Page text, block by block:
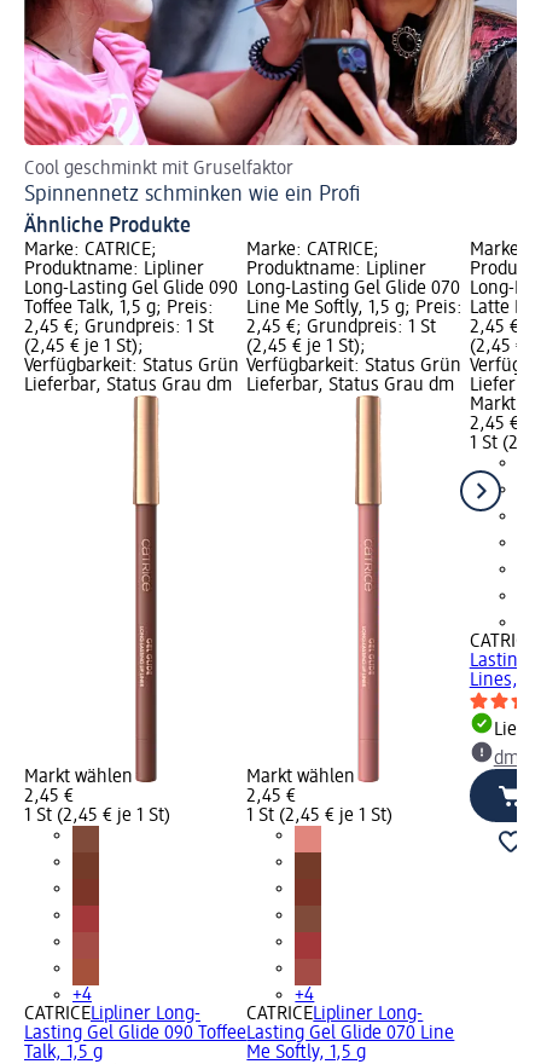
Cool geschminkt mit Gruselfaktor
Spinnennetz schminken wie ein Profi
Ähnliche Produkte
Marke: CATRICE;
Produktname: Lipliner
Long-Lasting Gel Glide 090
Toffee Talk, 1,5 g; Preis:
2,45 €; Grundpreis: 1 St
(2,45 € je 1 St);
Verfügbarkeit: Status Grün
Lieferbar, Status Grau dm
Markt wählen
2,45 €
1 St (2,45 € je 1 St)
+4
CATRICELipliner Long-
Lasting Gel Glide 090 Toffee
Talk, 1,5 g
Marke: CATRICE;
Produktname: Lipliner
Long-Lasting Gel Glide 070
Line Me Softly, 1,5 g; Preis:
2,45 €; Grundpreis: 1 St
(2,45 € je 1 St);
Verfügbarkeit: Status Grün
Lieferbar, Status Grau dm
Markt wählen
2,45 €
1 St (2,45 € je 1 St)
+4
CATRICELipliner Long-
Lasting Gel Glide 070 Line
Me Softly, 1,5 g
Marke:
Long-
Latte
2,45 €;
(2,45 €
Markt
2,45 €
1 St
CATRICE
Lasting
Lines,
dm